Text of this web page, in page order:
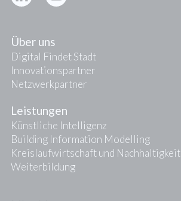
Über uns
Digital Findet Stadt
Innovationspartner
Netzwerkpartner
Leistungen
Künstliche Intelligenz
Building Information Modelling
Kreislaufwirtschaft und Nachhaltigkeit
Weiterbildung